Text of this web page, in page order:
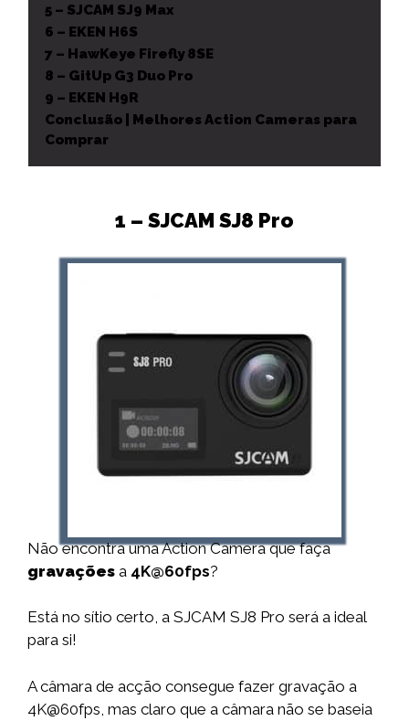
5 – SJCAM SJ9 Max
6 – EKEN H6S
7 – HawKeye Firefly 8SE
8 – GitUp G3 Duo Pro
9 – EKEN H9R
Conclusão | Melhores Action Cameras para
Comprar
1 – SJCAM SJ8 Pro
Não encontra uma Action Camera que faça
gravações a 4K@60fps?
Está no sítio certo, a SJCAM SJ8 Pro será a ideal
para si!
A câmara de acção consegue fazer gravação a
4K@60fps, mas claro que a câmara não se baseia